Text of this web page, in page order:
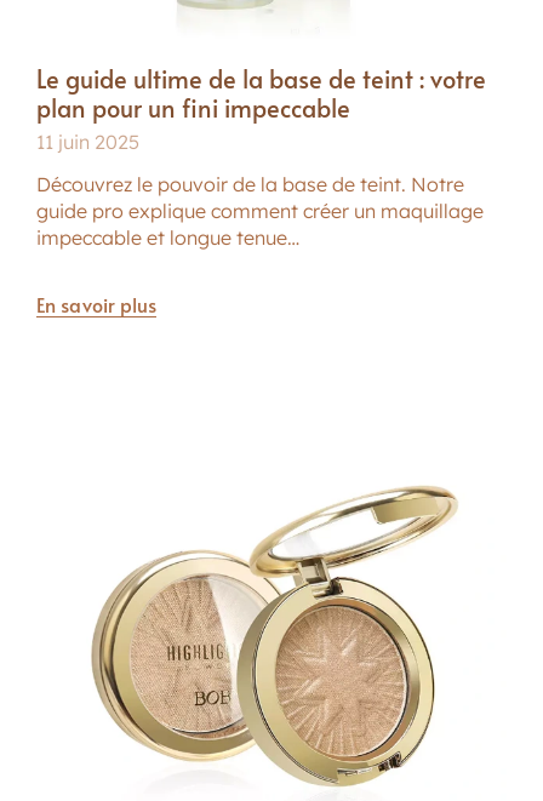
Le guide ultime de la base de teint : votre
plan pour un fini impeccable
11 juin 2025
Découvrez le pouvoir de la base de teint. Notre
guide pro explique comment créer un maquillage
impeccable et longue tenue…
En savoir plus